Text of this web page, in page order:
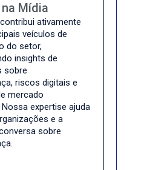
Mídia
ativamente
veículos de
do setor,
insights de
sobre
riscos digitais e
mercado
expertise ajuda
e a
sobre